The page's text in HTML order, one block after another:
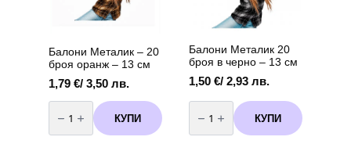
Балони Металик – 20
броя орaнж – 13 см
1,79 €/ 3,50 лв.
количество
за
Балони
Металик
КУПИ
Балони Металик 20
броя в черно – 13 см
1,50 €/ 2,93 лв.
количество
за
Балони
Металик
КУПИ